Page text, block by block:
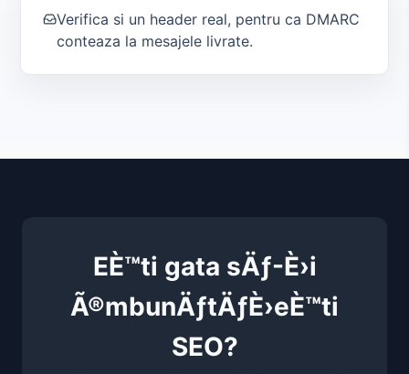
Verifica si un header real, pentru ca DMARC
conteaza la mesajele livrate.
EÈ™ti gata sÄƒ-È›i
Ã®mbunÄƒtÄƒÈ›eÈ™ti
SEO?